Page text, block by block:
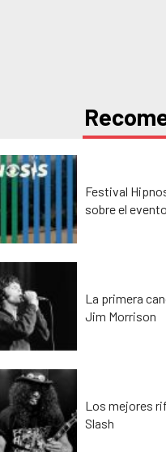
Festival
sobre el
La primera
Jim Morrison
Los mejores
Slash